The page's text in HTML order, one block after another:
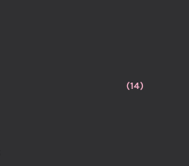
(14)